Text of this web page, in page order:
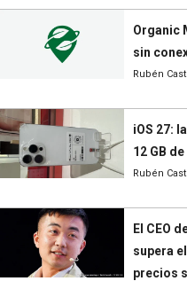
Organic
sin
Rubén
iOS 27:
12 GB de
Rubén
El CEO
supera
precios